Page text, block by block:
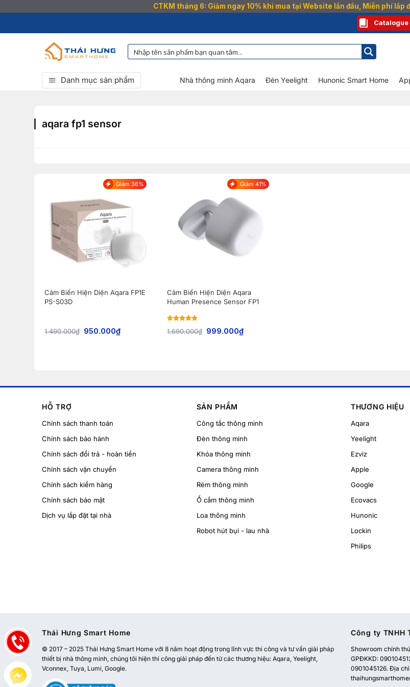
CTKM tháng 6: Giảm ngay 10% khi mua tại Website lần đầu, Miễn phí lắp
qua
Catalogue
Danh mục sản phẩm Nhà thông minh Aqara Đèn Yeelight Hunonic Smart Home
aqara fp1 sensor
Giảm 36%
Cảm Biến Hiện Diện Aqara FP1E
PS-S03D
1.490.000₫ 950.000₫
Giảm 41%
Cảm Biến Hiện Diện Aqara
Human Presence Sensor FP1
of 5
1.690.000₫ 999.000₫
HỖ TRỢ
Chính sách thanh toán
Chính sách bảo hành
Chính sách đổi trả - hoàn tiền
Chính sách vận chuyển
Chính sách kiểm hàng
Chính sách bảo mật
Dịch vụ lắp đặt tại nhà
SẢN PHẨM
Công tắc thông minh
Đèn thông minh
Khóa thông minh
Camera thông minh
Rèm thông minh
Ổ cắm thông minh
Loa thông minh
Robot hút bụi - lau nhà
THƯƠNG HIỆU
Aqara
Yeelight
Ezviz
Apple
Google
Ecovacs
Hunonic
Lockin
Philips
Thái Hưng Smart Home
© 2017 – 2025 Thái Hưng Smart Home với 8 năm hoạt động trong lĩnh vực thi công và tư vấn giải pháp
thiết bị nhà thông minh, chúng tôi hiện thi công giải pháp đến từ các thương hiệu: Aqara, Yeelight,
Vconnex, Tuya, Lumi, Google.
Công ty TNHH
Showroom chính
GPĐKKD:
0901045126. Địa